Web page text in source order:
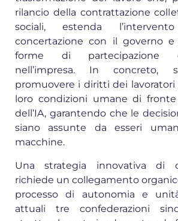
rilancio della contrattazione
sociali, estenda
concertazione con il governo
forme di partecipazione
nell’impresa. In
promuovere i diritti dei
loro condizioni umane di fronte
dell’IA, garantendo che le
siano assunte da esseri
macchine.
Una strategia innovativa di
richiede un collegamento
processo di autonomia e
attuali tre confederazioni